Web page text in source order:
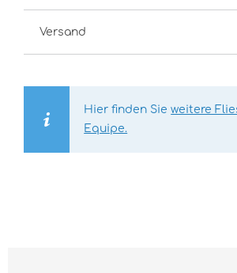
Versand
Hier finden Sieweitere
Equipe.